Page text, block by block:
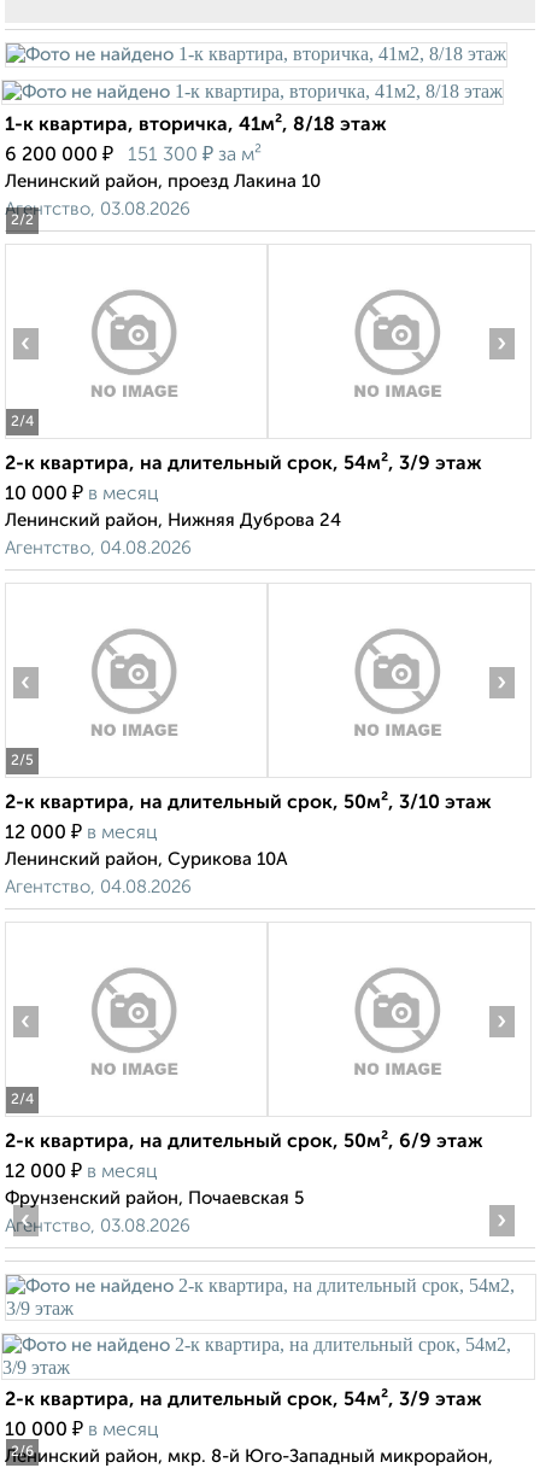
2/2
1-к квартира, вторичка, 41м², 8/18 этаж
6 200 000 ₽ 151 300 ₽ за м²
Ленинский район, проезд Лакина 10
Агентство, 03.08.2026
2/4
‹ ›
2-к квартира, на длительный срок, 54м², 3/9 этаж
10 000 ₽ в месяц
Ленинский район, Нижняя Дуброва 24
Агентство, 04.08.2026
2/5
‹ ›
2-к квартира, на длительный срок, 50м², 3/10 этаж
12 000 ₽ в месяц
Ленинский район, Сурикова 10А
Агентство, 04.08.2026
2/4
‹ ›
2-к квартира, на длительный срок, 50м², 6/9 этаж
12 000 ₽ в месяц
Фрунзенский район, Почаевская 5
Агентство, 03.08.2026
2/6
‹ ›
2-к квартира, на длительный срок, 54м², 3/9 этаж
10 000 ₽ в месяц
Ленинский район, мкр. 8-й Юго-Западный микрорайон,